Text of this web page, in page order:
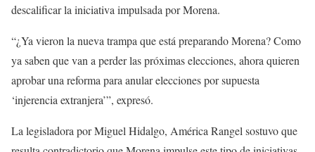
descalificar la iniciativa impulsada por Morena.
“¿Ya vieron la nueva trampa que está preparando Morena? Como
ya saben que van a perder las próximas elecciones, ahora quieren
aprobar una reforma para anular elecciones por supuesta
‘injerencia extranjera’”, expresó.
La legisladora por Miguel Hidalgo, América Rangel sostuvo que